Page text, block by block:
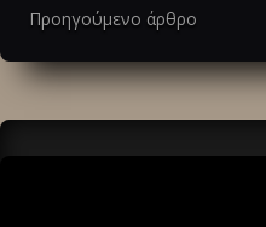
στα
άρθρα
Προηγούμενο άρθρο